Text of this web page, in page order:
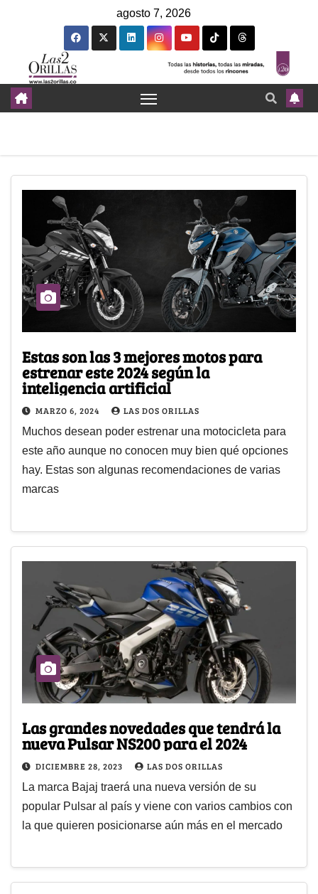
agosto 7, 2026
Estas son las 3 mejores motos para
estrenar este 2024 según la
inteligencia artificial
MARZO 6, 2024 LAS DOS ORILLAS
Muchos desean poder estrenar una motocicleta para
este año aunque no conocen muy bien qué opciones
hay. Estas son algunas recomendaciones de varias
marcas
Las grandes novedades que tendrá la
nueva Pulsar NS200 para el 2024
DICIEMBRE 28, 2023 LAS DOS ORILLAS
La marca Bajaj traerá una nueva versión de su
popular Pulsar al país y viene con varios cambios con
la que quieren posicionarse aún más en el mercado